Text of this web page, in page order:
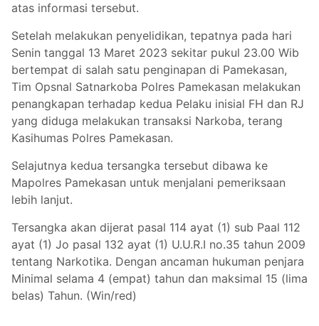
atas informasi tersebut.
Setelah melakukan penyelidikan, tepatnya pada hari
Senin tanggal 13 Maret 2023 sekitar pukul 23.00 Wib
bertempat di salah satu penginapan di Pamekasan,
Tim Opsnal Satnarkoba Polres Pamekasan melakukan
penangkapan terhadap kedua Pelaku inisial FH dan RJ
yang diduga melakukan transaksi Narkoba, terang
Kasihumas Polres Pamekasan.
Selajutnya kedua tersangka tersebut dibawa ke
Mapolres Pamekasan untuk menjalani pemeriksaan
lebih lanjut.
Tersangka akan dijerat pasal 114 ayat (1) sub Paal 112
ayat (1) Jo pasal 132 ayat (1) U.U.R.I no.35 tahun 2009
tentang Narkotika. Dengan ancaman hukuman penjara
Minimal selama 4 (empat) tahun dan maksimal 15 (lima
belas) Tahun. (Win/red)